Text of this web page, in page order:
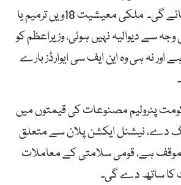
اس کی ضرورت پڑ جائے گی۔ ملکی معیشیت 18ویں ترمیم یا
وجہ سے دیوالیہ نہیں ہوئی، وزیراعظم کو
ہے اور نہ ہی وہ این ایف سی ایوارڈز بارے
پٹرولیم مصنوعات کی قیمتوں میں
دے، نیشنل ایکشن پلان سے متعلق
موقف ہے، قومی سلامتی کے معاملات
کا ساتھ دے گی۔